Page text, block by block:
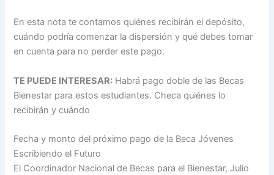
En esta nota te contamos quiénes recibirán el depósito,
cuándo podría comenzar la dispersión y qué debes tomar
en cuenta para no perder este pago.
TE PUEDE INTERESAR: Habrá pago doble de las Becas
Bienestar para estos estudiantes. Checa quiénes lo
recibirán y cuándo
Fecha y monto del próximo pago de la Beca Jóvenes
Escribiendo el Futuro
El Coordinador Nacional de Becas para el Bienestar, Julio